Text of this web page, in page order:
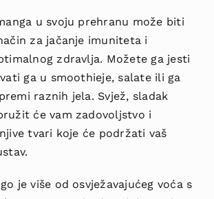
u svoju prehranu može biti
za jačanje imuniteta i
zdravlja. Možete ga jesti
ga u smoothieje, salate ili ga
raznih jela. Svjež, sladak
će vam zadovoljstvo i
tvari koje će podržati vaš
je više od osvježavajućeg voća s